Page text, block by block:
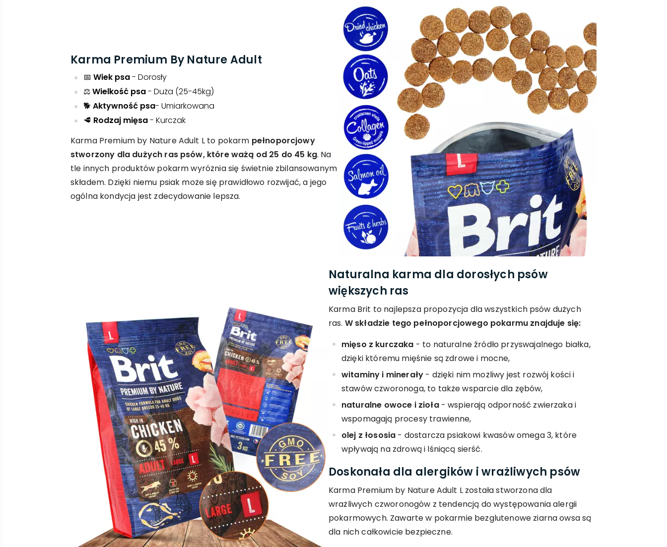
Karma Premium By Nature Adult
📅 Wiek psa- Dorosły
​⚖️Wielkość psa- Duża (25-45kg)
🐕Aktywność psa- Umiarkowana
🥩 Rodzaj mięsa- Kurczak
Karma Premium by Nature Adult L to pokarm pełnoporcjowy
stworzony dla dużych ras psów, które ważą od 25 do 45 kg. Na
tle innych produktów pokarm wyróżnia się świetnie zbilansowanym
składem. Dzięki niemu psiak może się prawidłowo rozwijać, a jego
ogólna kondycja jest zdecydowanie lepsza.
Naturalna karma dla dorosłych psów
większych ras
Karma Brit to najlepsza propozycja dla wszystkich psów dużych
ras. W składzie tego pełnoporcjowego pokarmu znajduje się:
mięso z kurczaka - to naturalne źródło przyswajalnego białka,
dzięki któremu mięśnie są zdrowe i mocne,
witaminy i minerały - dzięki nim możliwy jest rozwój kości i
stawów czworonoga, to także wsparcie dla zębów,
naturalne owoce i zioła- wspierają odporność zwierzaka i
wspomagają procesy trawienne,
olej z łososia - dostarcza psiakowi kwasów omega 3, które
wpływają na zdrową i lśniącą sierść.
Doskonała dla alergików i wrażliwych psów
Karma Premium by Nature Adult L została stworzona dla
wrażliwych czworonogów z tendencją do występowania alergii
pokarmowych. Zawarte w pokarmie bezglutenowe ziarna owsa są
dla nich całkowicie bezpieczne.